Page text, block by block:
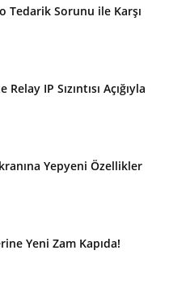
Tedarik Sorunu ile Karşı
IP Sızıntısı Açığıyla
Yepyeni Özellikler
Yeni Zam Kapıda!